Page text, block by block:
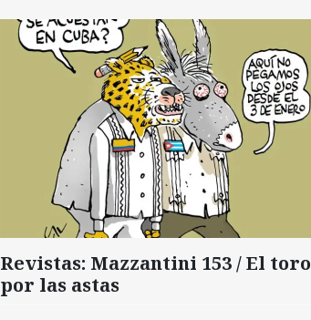
Revistas: Mazzantini 153 / El toro
por las astas